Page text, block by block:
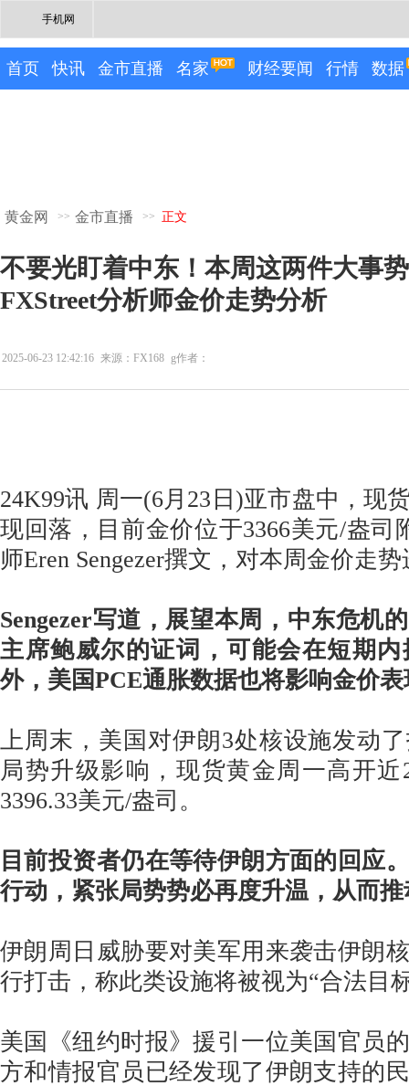
手机网
首页 快讯 金市直播 名家 财经要闻 行情 数据
黄金网 >> 金市直播 >> 正文
不要光盯着中东！本周这两件大事
FXStreet分析师金价走势分析
2025-06-23 12:42:16 来源：FX168 g作者：
24K99讯 周一(6月23日)亚市盘中，现
现回落，目前金价位于3366美元/盎司
师Eren Sengezer撰文，对本周金价走
Sengezer写道，展望本周，中东危机
主席鲍威尔的证词，可能会在短期
外，美国PCE通胀数据也将影响金价
上周末，美国对伊朗3处核设施发动
局势升级影响，现货黄金周一高开
3396.33美元/盎司。
目前投资者仍在等待伊朗方面的回应
行动，紧张局势势必再度升温，从而
伊朗周日威胁要对美军用来袭击伊朗
行打击，称此类设施将被视为“合法目
美国《纽约时报》援引一位美国官员
方和情报官员已经发现了伊朗支持的